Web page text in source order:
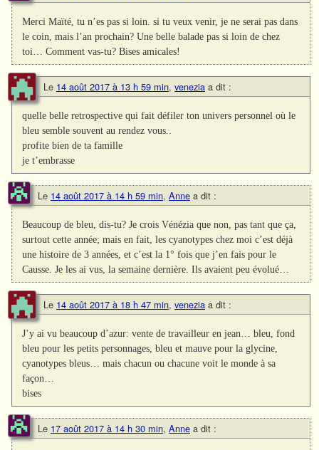
Merci Maïté, tu n’es pas si loin. si tu veux venir, je ne serai pas dans
le coin, mais l’an prochain? Une belle balade pas si loin de chez
toi… Comment vas-tu? Bises amicales!
Le 14 août 2017 à 13 h 59 min, venezia a dit :
quelle belle retrospective qui fait défiler ton univers personnel où le
bleu semble souvent au rendez vous..
profite bien de ta famille
je t’embrasse
Le 14 août 2017 à 14 h 59 min, Anne a dit :
Beaucoup de bleu, dis-tu? Je crois Vénézia que non, pas tant que ça,
surtout cette année; mais en fait, les cyanotypes chez moi c’est déjà
une histoire de 3 années, et c’est la 1° fois que j’en fais pour le
Causse. Je les ai vus, la semaine dernière. Ils avaient peu évolué…
Le 14 août 2017 à 18 h 47 min, venezia a dit :
J’y ai vu beaucoup d’azur: vente de travailleur en jean… bleu, fond
bleu pour les petits personnages, bleu et mauve pour la glycine,
cyanotypes bleus… mais chacun ou chacune voit le monde à sa
façon…
bises
Le 17 août 2017 à 14 h 30 min, Anne a dit :